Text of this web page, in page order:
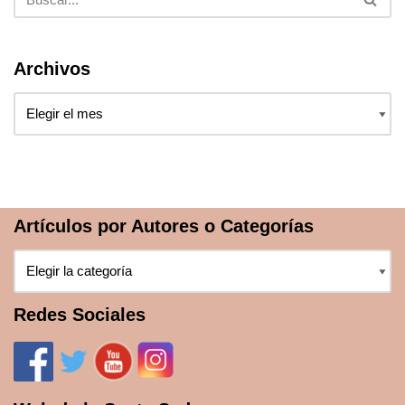
Archivos
Artículos por Autores o Categorías
Redes Sociales